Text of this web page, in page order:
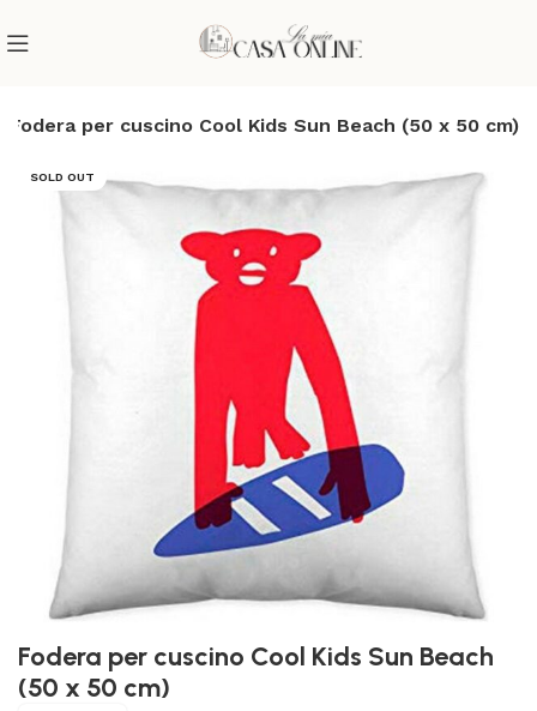
Fodera per cuscino Cool Kids Sun Beach (50 x 50 cm)
SOLD OUT
Fodera per cuscino Cool Kids Sun Beach
(50 x 50 cm)